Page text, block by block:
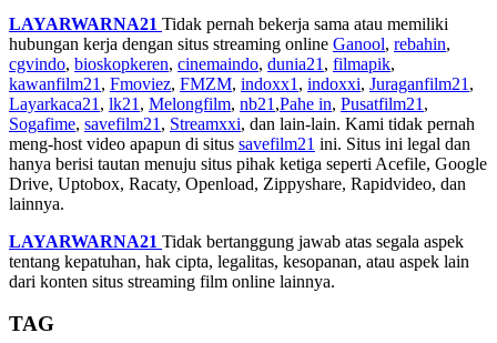
LAYARWARNA21 Tidak pernah bekerja sama atau memiliki
hubungan kerja dengan situs streaming online Ganool, rebahin,
cgvindo, bioskopkeren, cinemaindo, dunia21 , filmapik,
kawanfilm21 , Fmoviez, FMZM, indoxx1 , indoxxi, Juraganfilm21 ,
Layarkaca21 , lk21 , Melongfilm, nb21 ,Pahe in, Pusatfilm21 ,
Sogafime, savefilm21 , Streamxxi, dan lain-lain. Kami tidak pernah
meng-host video apapun di situs savefilm21 ini. Situs ini legal dan
hanya berisi tautan menuju situs pihak ketiga seperti Acefile, Google
Drive, Uptobox, Racaty, Openload, Zippyshare, Rapidvideo, dan
lainnya.
LAYARWARNA21 Tidak bertanggung jawab atas segala aspek
tentang kepatuhan, hak cipta, legalitas, kesopanan, atau aspek lain
dari konten situs streaming film online lainnya.
TAG